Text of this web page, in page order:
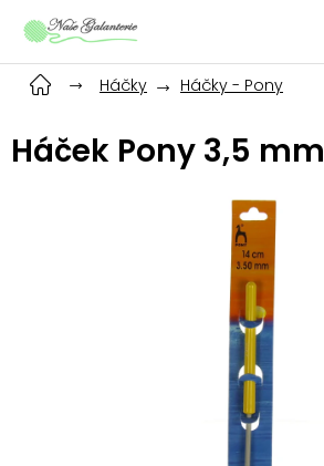
Háčky
Háčky - Pony
Háček Pony 3,5 mm